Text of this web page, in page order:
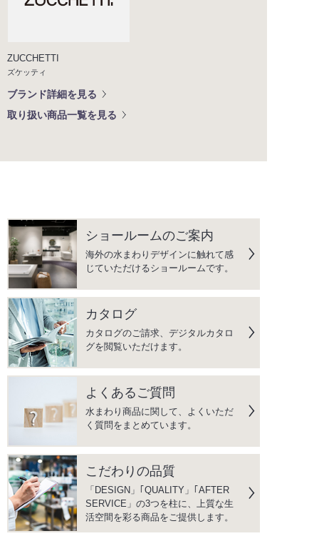
ZUCCHETTI
ズケッティ
ブランド詳細を見る
取り扱い商品一覧を見る
ショールームのご案内
海外の水まわりデザインに触れて感
じていただけるショールームです。
カタログ
カタログのご請求、デジタルカタロ
グを閲覧いただけます。
よくあるご質問
水まわり商品に関して、よくいただ
く質問をまとめています。
こだわりの品質
「DESIGN」｢QUALITY」｢AFTER
SERVICE」の3つを柱に、上質な生
活空間を彩る商品をご提供します。